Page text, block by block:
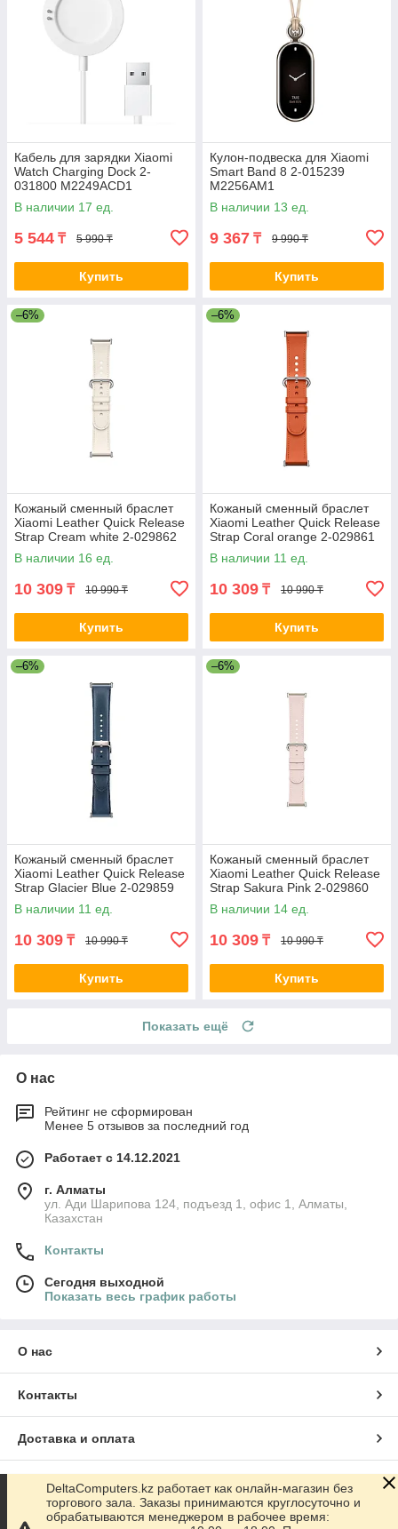
Кабель для зарядки Xiaomi
Watch Charging Dock 2-
031800 M2249ACD1
В наличии 17 ед.
5 544 ₸ 5 990 ₸
Купить
Кулон-подвеска для Xiaomi
Smart Band 8 2-015239
M2256AM1
В наличии 13 ед.
9 367 ₸ 9 990 ₸
Купить
–6%
Кожаный сменный браслет
Xiaomi Leather Quick Release
Strap Cream white 2-029862
M2307AS1
В наличии 16 ед.
10 309 ₸ 10 990 ₸
Купить
–6%
Кожаный сменный браслет
Xiaomi Leather Quick Release
Strap Coral orange 2-029861
M2307AS1
В наличии 11 ед.
10 309 ₸ 10 990 ₸
Купить
–6%
Кожаный сменный браслет
Xiaomi Leather Quick Release
Strap Glacier Blue 2-029859
M2415AS1
В наличии 11 ед.
10 309 ₸ 10 990 ₸
Купить
–6%
Кожаный сменный браслет
Xiaomi Leather Quick Release
Strap Sakura Pink 2-029860
M2415AS1
В наличии 14 ед.
10 309 ₸ 10 990 ₸
Купить
Показать ещё
О нас
Рейтинг не сформирован
Менее 5 отзывов за последний год
Работает с 14.12.2021
г. Алматы
ул. Ади Шарипова 124, подъезд 1, офис 1, Алматы,
Казахстан
Контакты
Сегодня выходной
Показать весь график работы
О нас
Контакты
Доставка и оплата
График работы
Полная версия сайта
DeltaComputers.kz работает как онлайн-магазин без
торгового зала. Заказы принимаются круглосуточно и
обрабатываются менеджером в рабочее время: